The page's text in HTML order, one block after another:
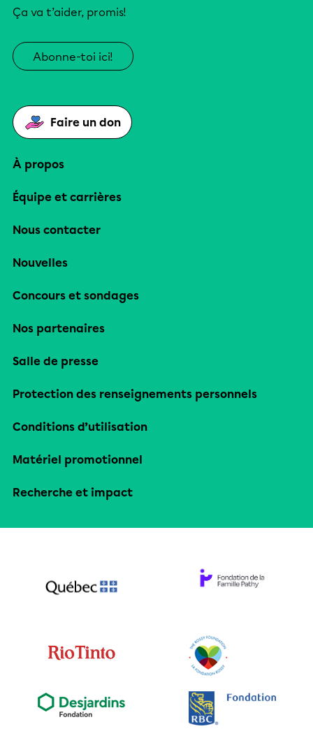
Ça va t’aider, promis!
Abonne-toi ici!
Faire un don
À propos
Équipe et carrières
Nous contacter
Nouvelles
Concours et sondages
Nos partenaires
Salle de presse
Protection des renseignements personnels
Conditions d’utilisation
Matériel promotionnel
Recherche et impact